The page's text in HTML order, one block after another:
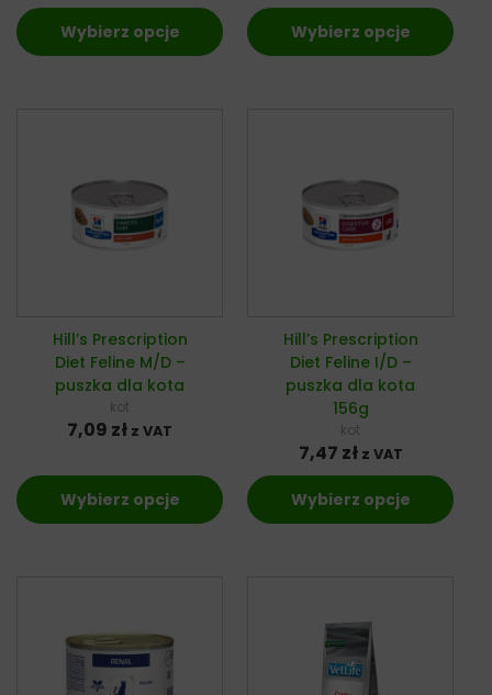
Wybierz opcje Wybierz opcje
Hill’s Prescription
Diet Feline M/D –
puszka dla kota
kot
7,09 zł z VAT
Wybierz opcje
Hill’s Prescription
Diet Feline I/D –
puszka dla kota
156g
kot
7,47 zł z VAT
Wybierz opcje